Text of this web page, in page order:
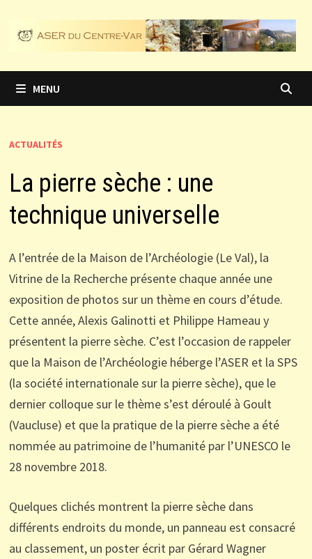
contenu
MENU
ACTUALITÉS
La pierre sèche : une
technique universelle
A l’entrée de la Maison de l’Archéologie (Le Val), la
Vitrine de la Rechercheprésente chaque année une
exposition de photos sur un thèmeen cours d’étude.
Cette année, Alexis Galinotti et Philippe Hameau y
présententla pierre sèche. C’est l’occasion de rappeler
que la Maison de l’Archéologiehéberge l’ASER et la SPS
(la société internationale sur la pierre sèche), que le
dernier colloque sur le thème s’est déroulé à Goult
(Vaucluse) et que la pratique de la pierre sèche a été
nommée au patrimoine de l’humanité par l’UNESCO le
28 novembre 2018.
Quelques clichés montrent la pierre sèche dans
différents endroits du monde, un panneau est consacré
au classement, un poster écrit par Gérard Wagner